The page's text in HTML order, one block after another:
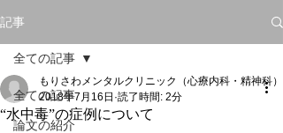
記事
全ての記事
論文の紹介
全ての記事
“水中毒”の症例について
もりさわメンタルクリニック（心療内科・精神科）
2018年7月16日 読了時間: 2分